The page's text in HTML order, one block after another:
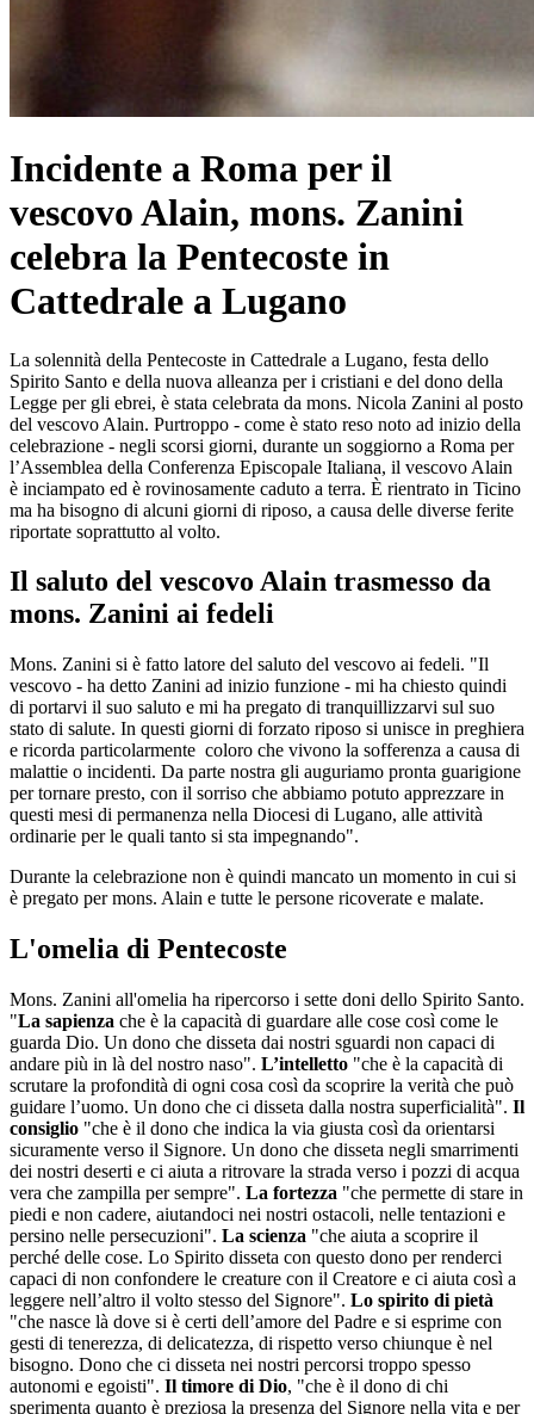
Incidente a Roma per il
vescovo Alain, mons. Zanini
celebra la Pentecoste in
Cattedrale a Lugano
La solennità della Pentecoste in Cattedrale a Lugano, festa dello
Spirito Santo e della nuova alleanza per i cristiani e del dono della
Legge per gli ebrei, è stata celebrata da mons. Nicola Zanini al posto
del vescovo Alain. Purtroppo - come è stato reso noto ad inizio della
celebrazione - negli scorsi giorni, durante un soggiorno a Roma per
l’Assemblea della Conferenza Episcopale Italiana, il vescovo Alain
è inciampato ed è rovinosamente caduto a terra. È rientrato in Ticino
ma ha bisogno di alcuni giorni di riposo, a causa delle diverse ferite
riportate soprattutto al volto.
Il saluto del vescovo Alain trasmesso da
mons. Zanini ai fedeli
Mons. Zanini si è fatto latore del saluto del vescovo ai fedeli. "Il
vescovo - ha detto Zanini ad inizio funzione - mi ha chiesto quindi
di portarvi il suo saluto e mi ha pregato di tranquillizzarvi sul suo
stato di salute. In questi giorni di forzato riposo si unisce in preghiera
e ricorda particolarmente coloro che vivono la sofferenza a causa di
malattie o incidenti. Da parte nostra gli auguriamo pronta guarigione
per tornare presto, con il sorriso che abbiamo potuto apprezzare in
questi mesi di permanenza nella Diocesi di Lugano, alle attività
ordinarie per le quali tanto si sta impegnando".
Durante la celebrazione non è quindi mancato un momento in cui si
è pregato per mons. Alain e tutte le persone ricoverate e malate.
L'omelia di Pentecoste
Mons. Zanini all'omelia ha ripercorso i sette doni dello Spirito Santo.
"La sapienza che è la capacità di guardare alle cose così come le
guarda Dio. Un dono che disseta dai nostri sguardi non capaci di
andare più in là del nostro naso". L’intelletto "che è la capacità di
scrutare la profondità di ogni cosa così da scoprire la verità che può
guidare l’uomo. Un dono che ci disseta dalla nostra superficialità". Il
consiglio "che è il dono che indica la via giusta così da orientarsi
sicuramente verso il Signore. Un dono che disseta negli smarrimenti
dei nostri deserti e ci aiuta a ritrovare la strada verso i pozzi di acqua
vera che zampilla per sempre". La fortezza "che permette di stare in
piedi e non cadere, aiutandoci nei nostri ostacoli, nelle tentazioni e
persino nelle persecuzioni". La scienza "che aiuta a scoprire il
perché delle cose. Lo Spirito disseta con questo dono per renderci
capaci di non confondere le creature con il Creatore e ci aiuta così a
leggere nell’altro il volto stesso del Signore". Lo spirito di pietà
"che nasce là dove si è certi dell’amore del Padre e si esprime con
gesti di tenerezza, di delicatezza, di rispetto verso chiunque è nel
bisogno. Dono che ci disseta nei nostri percorsi troppo spesso
autonomi e egoisti". Il timore di Dio, "che è il dono di chi
sperimenta quanto è preziosa la presenza del Signore nella vita e per